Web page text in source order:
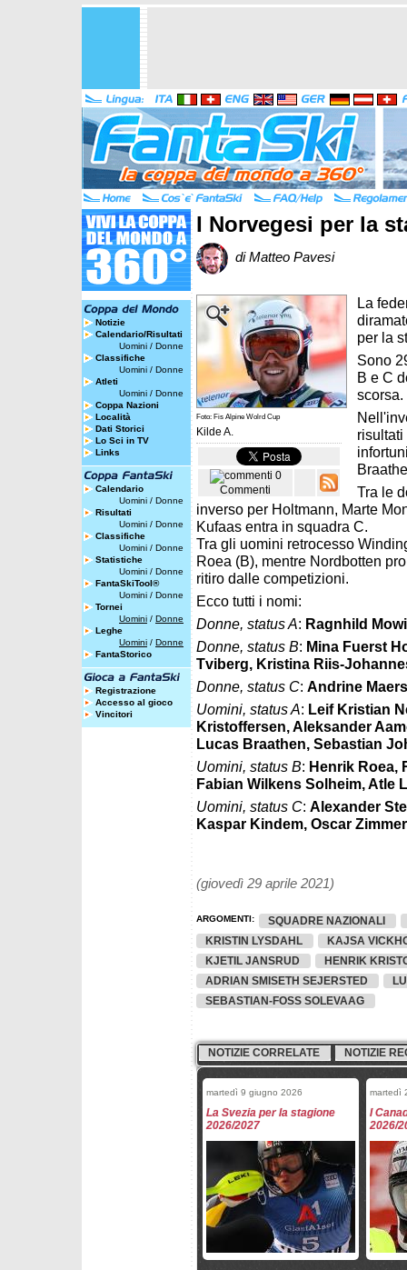
Notizie
Calendario/Risultati
Uomini / Donne
Classifiche
Uomini / Donne
Atleti
Uomini / Donne
Coppa Nazioni
Località
Dati Storici
Lo Sci in TV
Links
Calendario
Uomini / Donne
Risultati
Uomini / Donne
Classifiche
Uomini / Donne
Statistiche
Uomini / Donne
FantaSkiTool®
Uomini / Donne
Tornei
Uomini / Donne
Leghe
Uomini / Donne
FantaStorico
Registrazione
Accesso al gioco
Vincitori
I Norvegesi per la
di Matteo Pavesi
Foto: Fis Alpine Wolrd Cup
Kilde A.
0
Commenti
La
per la
Sono
B e C
scorsa.
risultati
Tra le
inverso per Holtmann, Marte
Kufaas entra in squadra C.
Tra gli uomini retrocesso
Roea (B), mentre Nordbotten
ritiro dalle competizioni.
Ecco tutti i nomi:
Donne, status A: Ragnhild
Donne, status B: Mina Fuerst
Tviberg, Kristina Riis-
Donne, status C: Andrine
Uomini, status A: Leif Kristian
Kristoffersen, Aleksander
Lucas Braathen, Sebastian
Uomini, status B: Henrik Roea,
Fabian Wilkens Solheim, Atle
Uomini, status C: Alexander
Kaspar Kindem, Oscar
(giovedì 29 aprile 2021)
ARGOMENTI:
SQUADRE NAZIONALI
KRISTIN LYSDAHL
KAJSA
KJETIL JANSRUD
HENRIK
ADRIAN SMISETH SEJERSTED
SEBASTIAN-FOSS SOLEVAAG
NOTIZIE CORRELATE NOTIZIE
martedì 9 giugno 2026
La Svezia per la stagione
2026/2027
martedì
I
2026/